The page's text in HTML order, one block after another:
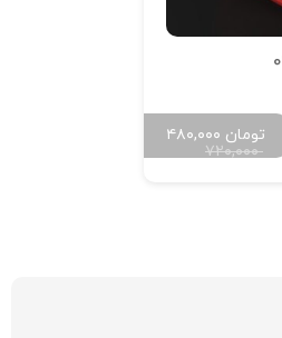
۷۲۰,۰۰۰
۴۸۰,۰۰۰ تومان